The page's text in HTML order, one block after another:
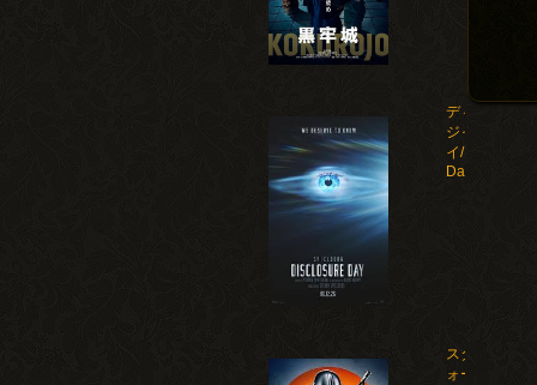
ディスクロー
ジャー・デ
イ/Disclosure
Day(2026)
スター・ウ
ォーズ マン